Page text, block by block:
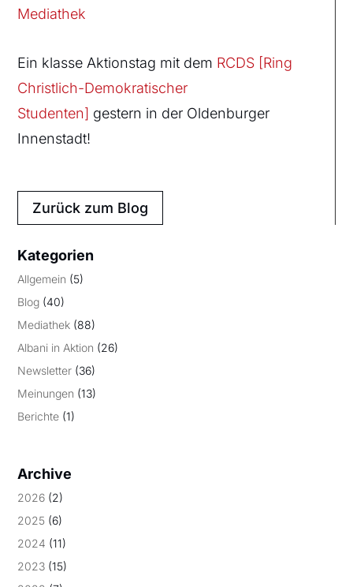
Mediathek
Ein klasse Aktionstag mit dem RCDS [Ring
Christlich-Demokratischer
Studenten] gestern in der Oldenburger
Innenstadt!
Zurück zum Blog
Kategorien
Allgemein (5)
Blog (40)
Mediathek (88)
Albani in Aktion (26)
Newsletter (36)
Meinungen (13)
Berichte (1)
Archive
2026 (2)
2025 (6)
2024 (11)
2023 (15)